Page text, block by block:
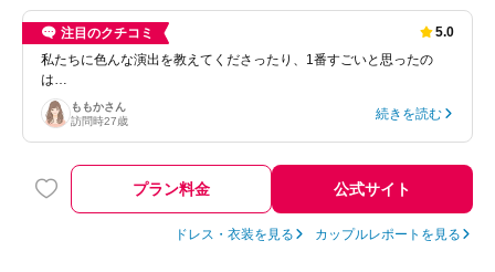
注目のクチコミ
5.0
私たちに色んな演出を教えてくださったり、1番すごいと思ったの
は…
ももかさん
訪問時27歳 続きを読む
プラン料金 公式サイト
ドレス・衣装を見る カップルレポートを見る